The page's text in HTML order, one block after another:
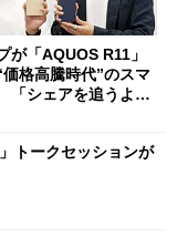
が「AQUOS R11」
格高騰時代”のスマ
シェアを追うより
トークセッションが